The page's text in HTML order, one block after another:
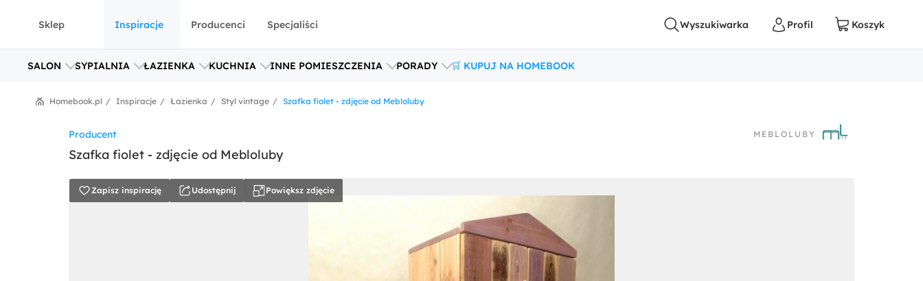
Sklep Inspiracje
SALON SYPIALNIA ŁAZIENKA KUCHNIA INNE POMIESZCZENIA PORADY 🛒 KUPUJ NA HOMEBOOK
Producenci Specjaliści
Szafka fiolet - zdjęcie od Mebloluby
Styl vintage
Łazienka
Inspiracje
Homebook.pl
MEBLOLUBY
Producent
Szafka fiolet - zdjęcie od Mebloluby
Zapisz inspirację Udostępnij Powiększ zdjęcie